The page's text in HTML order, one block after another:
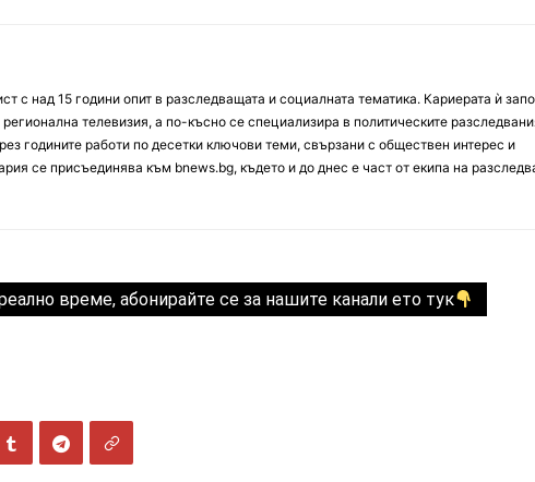
с над 15 години опит в разследващата и социалната тематика. Кариерата ѝ
регионална телевизия, а по-късно се специализира в политическите
годините работи по десетки ключови теми, свързани с обществен интерес и
се присъединява към bnews.bg, където и до днес е част от екипа на
време, абонирайте се за нашите канали ето тук